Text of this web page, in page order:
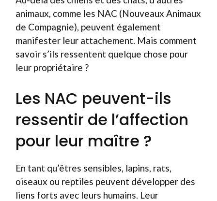
animaux, comme les NAC (Nouveaux Animaux
de Compagnie), peuvent également
manifester leur attachement. Mais comment
savoir s’ils ressentent quelque chose pour
leur propriétaire ?
Les NAC peuvent-ils
ressentir de l’affection
pour leur maître ?
En tant qu’êtres sensibles, lapins, rats,
oiseaux ou reptiles peuvent développer des
liens forts avec leurs humains. Leur